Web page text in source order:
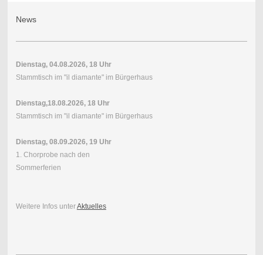
News
Dienstag, 04.08.2026, 18 Uhr
Stammtisch im "il diamante" im Bürgerhaus
Dienstag,18.08.2026, 18 Uhr
Stammtisch im "il diamante" im Bürgerhaus
Dienstag, 08.09.2026, 19 Uhr
1. Chorprobe nach den
Sommerferien
Weitere Infos unterAktuelles